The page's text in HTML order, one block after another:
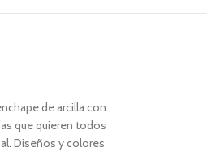
de arcilla con
que quieren todos
Diseños y colores